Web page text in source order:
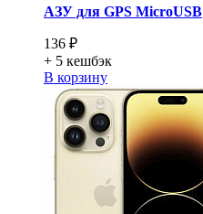
АЗУ для GPS MicroUSB
136 ₽
+ 5 кешбэк
В корзину